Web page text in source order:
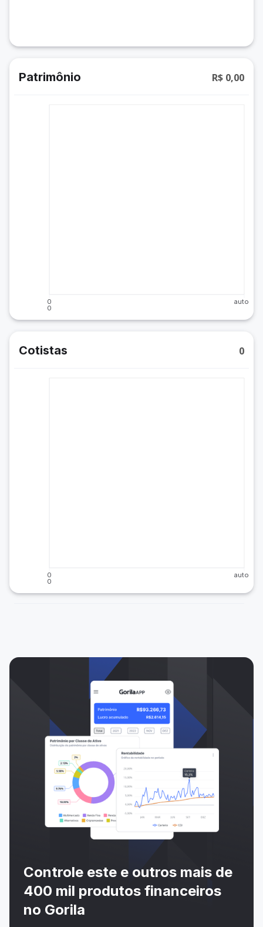
Patrimônio R$ 0,00
0
0
auto
Cotistas 0
0
0
auto
Controle este e outros mais de
400 mil produtos financeiros
no Gorila